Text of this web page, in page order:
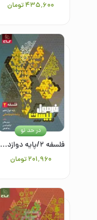
۴۳۵٬۶۰۰تومان
فلسفه ۲/پایه دوازدهم رشته علوم انسانی
۲۰۱٬۹۶۰ تومان
در حد نو